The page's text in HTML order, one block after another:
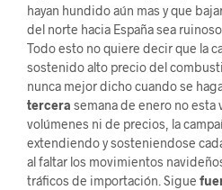
hayan hundido aún mas y que
del norte hacia España sea
Todo esto no quiere decir que la
sostenido alto precio del
nunca mejor dicho cuando se
tercera semana de enero no esta
volúmenes ni de precios, la
extendiendo y sosteniendose
al faltar los movimientos
tráficos de importación. Sigue